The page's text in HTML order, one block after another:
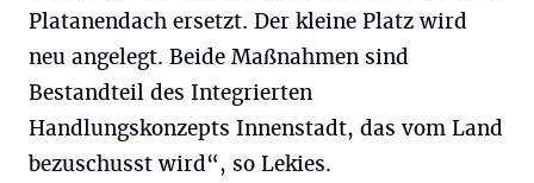
Platanendach ersetzt. Der kleine Platz wird
neu angelegt. Beide Maßnahmen sind
Bestandteil des Integrierten
Handlungskonzepts Innenstadt, das vom Land
bezuschusst wird“, so Lekies.